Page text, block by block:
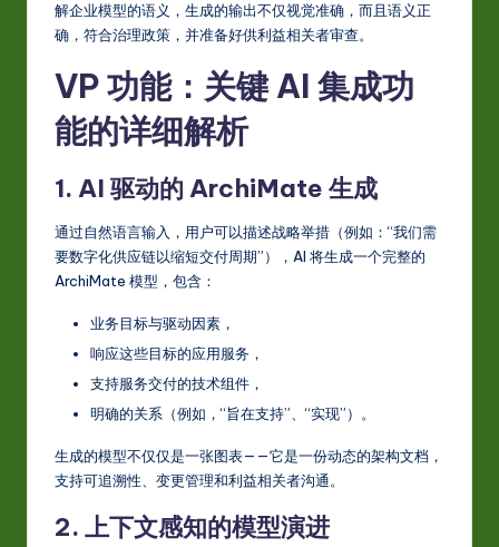
解企业模型的语义，生成的输出不仅视觉准确，而且语义正
确，符合治理政策，并准备好供利益相关者审查。
VP 功能：关键 AI 集成功
能的详细解析
1. AI 驱动的 ArchiMate 生成
通过自然语言输入，用户可以描述战略举措（例如：“我们需
要数字化供应链以缩短交付周期”），AI 将生成一个完整的
ArchiMate 模型，包含：
业务目标与驱动因素，
响应这些目标的应用服务，
支持服务交付的技术组件，
明确的关系（例如，“旨在支持”、“实现”）。
生成的模型不仅仅是一张图表——它是一份动态的架构文档，
支持可追溯性、变更管理和利益相关者沟通。
2. 上下文感知的模型演进